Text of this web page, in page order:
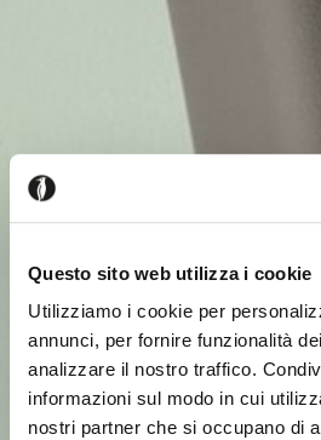
Questo sito web utilizza i cookie
Utilizziamo i cookie per
annunci, per fornire funzionalità
analizzare il nostro traffico.
informazioni sul modo in cui
nostri partner che si occupano di